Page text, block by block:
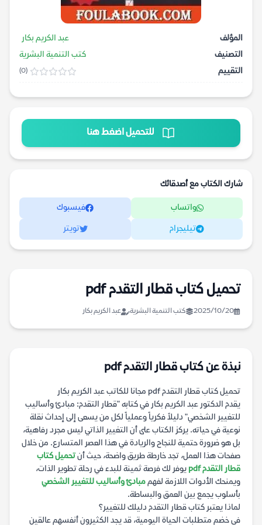
المؤلف
عبد الكريم بكار
التصنيف
كتب التنمية البشرية
التقييم
(0)
للتحميل اضغط هنا
شارك الكتاب مع أصدقائك
واتساب فيسبوك
تيليجرام تويتر
تحميل كتاب قطار التقدم pdf
2025/10/20 كتب التنمية البشرية عبد الكريم بكار
نبذة عن كتاب قطار التقدم pdf
تحميل كتاب قطار التقدم pdf مجانا للكاتب عبد الكريم بكار
يقدم الدكتور عبد الكريم بكار في كتابه "قطار التقدم: مبادئ وأساليب
للتغيير الشخصي" دليلاً فكرياً وعملياً لكل من يسعى إلى إحداث نقلة
نوعية في حياته. يركز الكتاب على أن التغيير الذاتي ليس مجرد رفاهية،
بل هو ضرورة حتمية للنجاح والريادة في هذا العصر المتسارع. من خلال
صفحات هذا العمل، تجد خارطة طريق واضحة، حيث أنتحميل كتاب
قطار التقدم pdf
يوفر لك فرصة ثمينة للبدء في رحلة تطوير الذات،
ويمنحك الأدوات اللازمة لفهممبادئ وأساليب للتغيير الشخصي
بأسلوب يجمع بين العمق والبساطة.
لماذا يعتبر كتاب قطار التقدم دليلك للتغيير؟
في خضم متطلبات الحياة اليومية، قد يجد الكثيرون أنفسهم عالقين